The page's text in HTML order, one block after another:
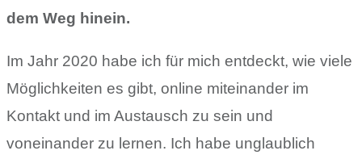
dem Weg hinein.
Im Jahr 2020 habe ich für mich entdeckt, wie viele
Möglichkeiten es gibt, online miteinander im
Kontakt und im Austausch zu sein und
voneinander zu lernen. Ich habe unglaublich